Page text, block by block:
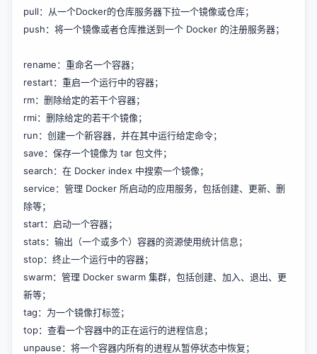
pull：从一个Docker的仓库服务器下拉一个镜像或仓库；
push：将一个镜像或者仓库推送到一个 Docker 的注册服务器；
rename：重命名一个容器；
restart：重启一个运行中的容器；
rm：删除给定的若干个容器；
rmi：删除给定的若干个镜像；
run：创建一个新容器，并在其中运行给定命令；
save：保存一个镜像为 tar 包文件；
search：在 Docker index 中搜索一个镜像；
service：管理 Docker 所启动的应用服务，包括创建、更新、删
除等；
start：启动一个容器；
stats：输出（一个或多个）容器的资源使用统计信息；
stop：终止一个运行中的容器；
swarm：管理 Docker swarm 集群，包括创建、加入、退出、更
新等；
tag：为一个镜像打标签；
top：查看一个容器中的正在运行的进程信息；
unpause：将一个容器内所有的进程从暂停状态中恢复；